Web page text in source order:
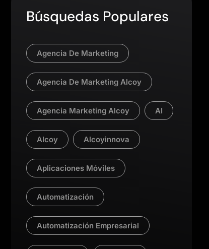
Búsquedas Populares
Agencia De Marketing
Agencia De Marketing Alcoy
Agencia Marketing Alcoy AI
Alcoy Alcoyinnova
Aplicaciones Móviles
Automatización
Automatización Empresarial